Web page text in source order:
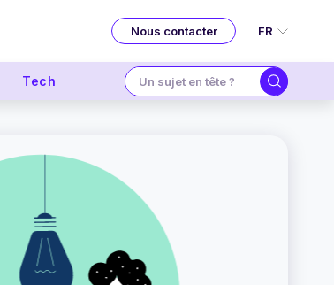
Nous contacter FR
Tech